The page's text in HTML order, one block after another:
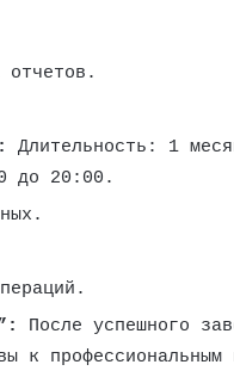
отчетов.
Длительность: 1
до 20:00.
После успешного
к профессиональным